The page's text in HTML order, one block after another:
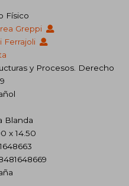
Físico
Greppi
Ferrajoli
y Procesos. Derecho
Blanda
x 14.50